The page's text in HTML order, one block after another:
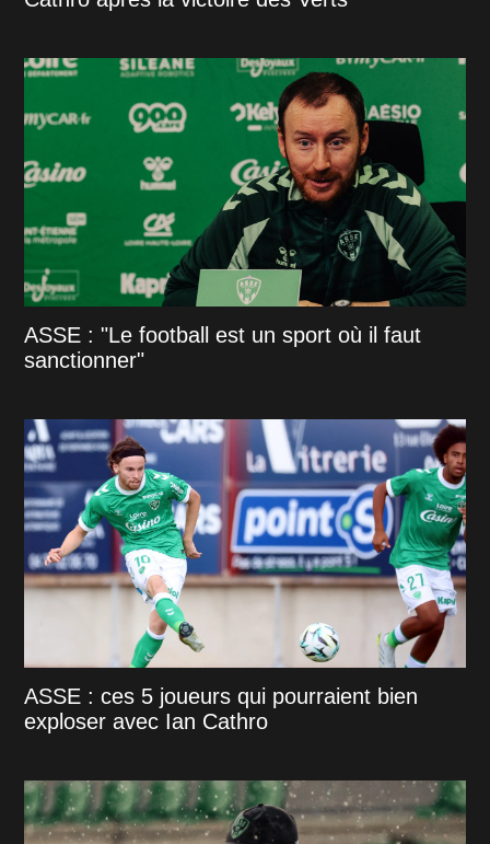
ASSE : "Le football est un sport où il faut
sanctionner"
ASSE : ces 5 joueurs qui pourraient bien
exploser avec Ian Cathro